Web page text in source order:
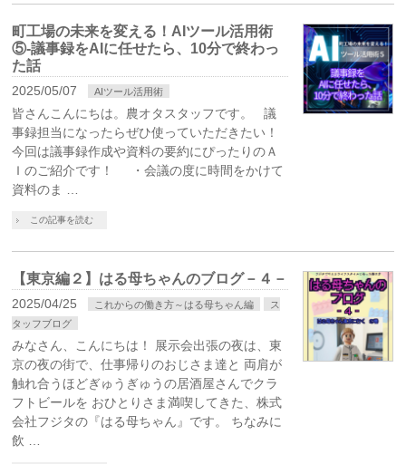
町工場の未来を変える！AIツール活用術
⑤-議事録をAIに任せたら、10分で終わっ
た話
2025/05/07 AIツール活用術
皆さんこんにちは。農オタスタッフです。 議
事録担当になったらぜひ使っていただきたい！
今回は議事録作成や資料の要約にぴったりのＡ
Ｉのご紹介です！ ・会議の度に時間をかけて
資料のま …
この記事を読む
【東京編２】はる母ちゃんのブログ－４－
2025/04/25 これからの働き方～はる母ちゃん編
ス
タッフブログ
みなさん、こんにちは！ 展示会出張の夜は、東
京の夜の街で、仕事帰りのおじさま達と 両肩が
触れ合うほどぎゅうぎゅうの居酒屋さんでクラ
フトビールを おひとりさま満喫してきた、株式
会社フジタの『はる母ちゃん』です。 ちなみに
飲 …